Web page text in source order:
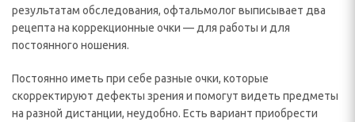
результатам обследования, офтальмолог выписывает два
рецепта на коррекционные очки — для работы и для
постоянного ношения.
Постоянно иметь при себе разные очки, которые
скорректируют дефекты зрения и помогут видеть предметы
на разной дистанции, неудобно. Есть вариант приобрести